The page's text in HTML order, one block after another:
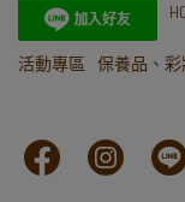
活動專區 保養品、